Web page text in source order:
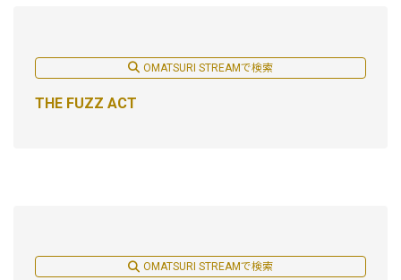
OMATSURI STREAMで検索
THE FUZZ ACT
OMATSURI STREAMで検索